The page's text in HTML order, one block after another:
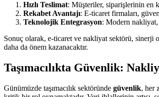
Hızlı Teslimat: Müşteriler, siparişlerinin en
Rekabet Avantajı: E-ticaret firmaları,
Teknolojik Entegrasyon: Modern nakliyat,
Sonuç olarak, e-ticaret ve nakliyat sektörü,
daha da önem kazanacaktır.
Taşımacılıkta Güvenlik:
Günümüzde taşımacılık sektöründe güvenlik, her